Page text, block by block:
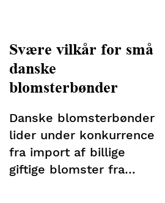
Svære vilkår for små
danske
blomsterbønder
Danske blomsterbønder
lider under konkurrence
fra import af billige
giftige blomster fra